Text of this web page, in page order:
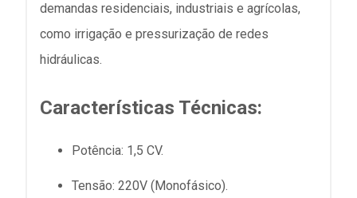
demandas residenciais, industriais e agrícolas,
como irrigação e pressurização de redes
hidráulicas.
Características Técnicas:
Potência: 1,5 CV.
Tensão: 220V (Monofásico).